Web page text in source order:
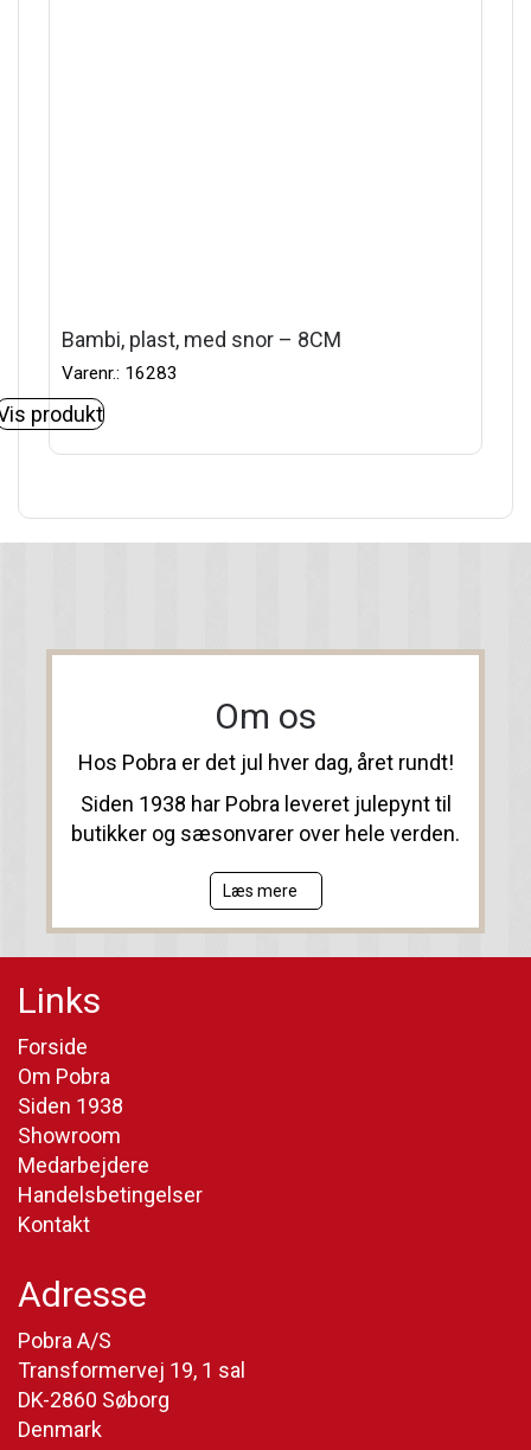
Bambi, plast, med snor – 8CM
Varenr.: 16283
produkt
Om os
Hos Pobra er det jul hver dag, året rundt!
Siden 1938 har Pobra leveret julepynt til
butikker og sæsonvarer over hele verden.
Læs mere
Links
Forside
Om Pobra
Siden 1938
Showroom
Medarbejdere
Handelsbetingelser
Kontakt
Adresse
Pobra A/S
Transformervej 19, 1 sal
DK-2860 Søborg
Denmark